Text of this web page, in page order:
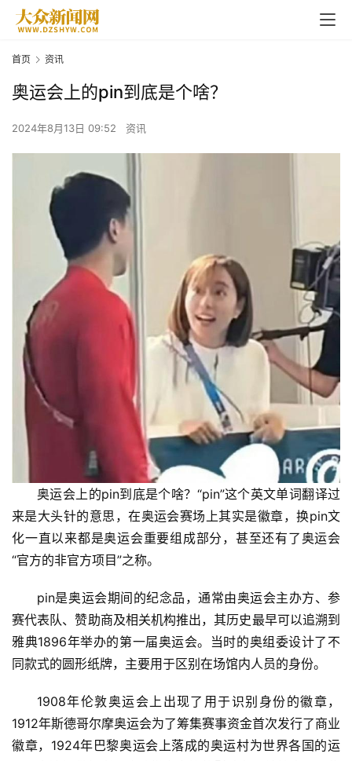
首页 资讯
奥运会上的pin到底是个啥？
2024年8月13日 09:52 资讯
奥运会上的pin到底是个啥？“pin”这个英文单词翻译过
来是大头针的意思，在奥运会赛场上其实是徽章，换pin文
化一直以来都是奥运会重要组成部分，甚至还有了奥运会
“官方的非官方项目”之称。
pin是‌奥运会期间的纪念品，通常由奥运会主办方、参
赛代表队、‌赞助商及相关机构推出，其历史最早可以追溯到
雅典1896年举办的第一届奥运会。当时的奥组委设计了不
同款式的圆形纸牌，主要用于区别在场馆内人员的身份。
1908年伦敦奥运会上出现了用于识别身份的徽章，
1912年斯德哥尔摩奥运会为了筹集赛事资金首次发行了商业
徽章，1924年巴黎奥运会上落成的奥运村为世界各国的运